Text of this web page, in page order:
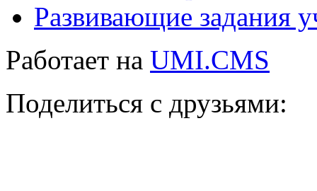
Развивающие задания
Работает на UMI.CMS
Поделиться с друзьями: